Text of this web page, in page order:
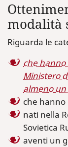
modalità
Riguarda le
che
Ministero
almeno
che hanno
nati nella
Sovietica
aventi un